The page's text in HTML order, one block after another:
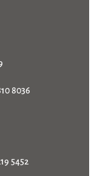
8036
5452